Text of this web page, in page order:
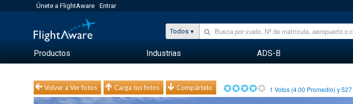
Únete a FlightAware Entrar
Todos
Productos Industrias ADS-B
Volver a Ver fotos Carga tus fotos Compártelo 1 Votos (4.00 Promedio) y527